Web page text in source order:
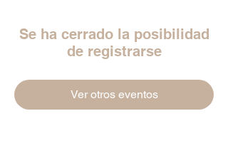
Se ha cerrado la posibilidad
de registrarse
Ver otros eventos